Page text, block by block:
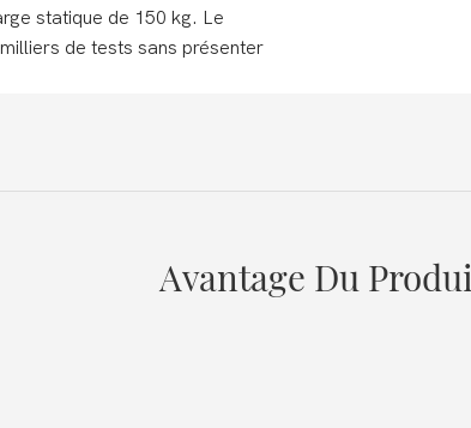
statique de 150 kg. Le
de tests sans présenter
Avantage Du